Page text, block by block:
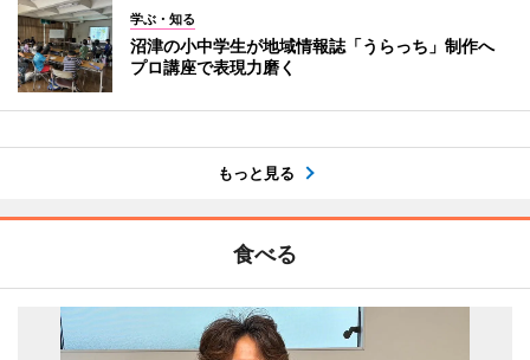
学ぶ・知る
沼津の小中学生が地域情報誌「うらっち」制作へ
プロ講座で表現力磨く
もっと見る
食べる